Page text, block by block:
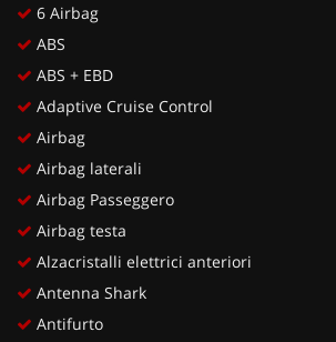
6 Airbag
ABS
ABS + EBD
Adaptive Cruise Control
Airbag
Airbag laterali
Airbag Passeggero
Airbag testa
Alzacristalli elettrici anteriori
Antenna Shark
Antifurto